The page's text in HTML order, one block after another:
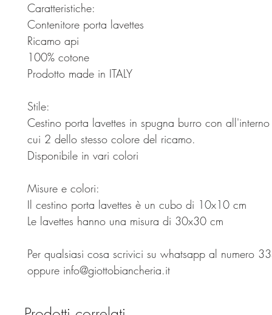
Caratteristiche:
Contenitore porta lavettes
Ricamo api
100% cotone
Prodotto made in ITALY
Stile:
Cestino porta lavettes in spugna burro con
cui 2 dello stesso colore del ricamo.
Disponibile in vari colori
Misure e colori:
Il cestino porta lavettes è un cubo di 10x10 cm
Le lavettes hanno una misura di 30x30 cm
Per qualsiasi cosa scrivici su whatsapp al numero
oppure info@giottobiancheria.it